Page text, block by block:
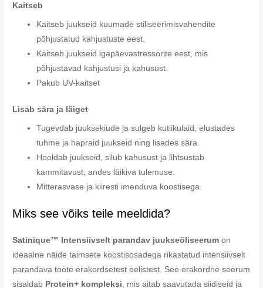
Kaitseb
Kaitseb juukseid kuumade stiliseerimisvahendite
põhjustatud kahjustuste eest.
Kaitseb juukseid igapäevastressorite eest, mis
põhjustavad kahjustusi ja kahusust.
Pakub UV-kaitset
Lisab sära ja läiget
Tugevdab juuksekiude ja sulgeb kutiikulaid, elustades
tuhme ja hapraid juukseid ning lisades sära.
Hooldab juukseid, silub kahusust ja lihtsustab
kammitavust, andes läikiva tulemuse.
Mitterasvase ja kiiresti imenduva koostisega.
Miks see võiks teile meeldida?
Satinique™ Intensiivselt parandav juukseõliseerum on
ideaalne näide taimsete koostisosadega rikastatud intensiivselt
parandava toote erakordsetest eelistest. See erakordne seerum
sisaldab Protein+ kompleksi, mis aitab saavutada siidiseid ja